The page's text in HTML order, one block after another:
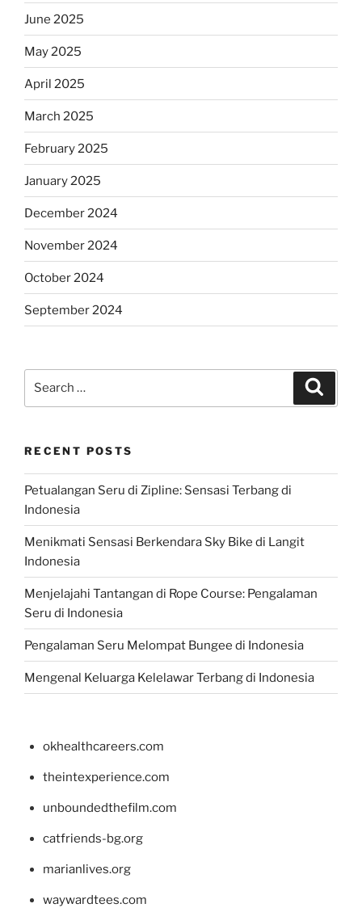
June 2025
May 2025
April 2025
March 2025
February 2025
January 2025
December 2024
November 2024
October 2024
September 2024
RECENT POSTS
Petualangan Seru di Zipline: Sensasi Terbang di
Indonesia
Menikmati Sensasi Berkendara Sky Bike di Langit
Indonesia
Menjelajahi Tantangan di Rope Course: Pengalaman
Seru di Indonesia
Pengalaman Seru Melompat Bungee di Indonesia
Mengenal Keluarga Kelelawar Terbang di Indonesia
okhealthcareers.com
theintexperience.com
unboundedthefilm.com
catfriends-bg.org
marianlives.org
waywardtees.com